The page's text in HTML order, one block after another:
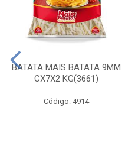
BATATA MAIS BATATA 9MM
CX7X2 KG(3661)
Código: 4914